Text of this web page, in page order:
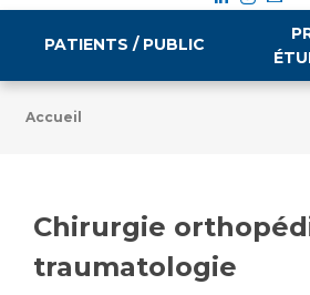
PATIENTS / PUBLIC
Tarifs
Vous accompagnez, vous
Emploi / formation
Accueil
Chirurgie
traumatologie